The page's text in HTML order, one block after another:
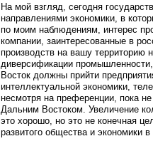
На мой взгляд, сегодня
направлениями экономики, в
по моим наблюдениям, интерес
компании, заинтересованные в
производств на вашу территорию
диверсификации
Восток должны прийти
интеллектуальной экономики,
несмотря на преференции, пока
Дальним Востоком. Увеличение
это хорошо, но это не конечная
развитого общества и экономики в